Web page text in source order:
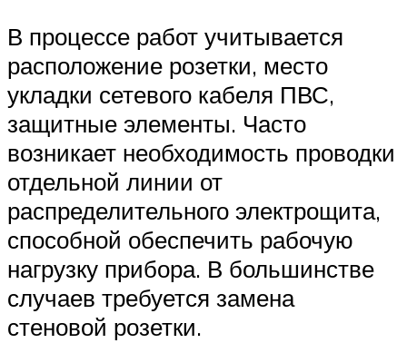
В процессе работ учитывается
расположение розетки, место
укладки сетевого кабеля ПВС,
защитные элементы. Часто
возникает необходимость проводки
отдельной линии от
распределительного электрощита,
способной обеспечить рабочую
нагрузку прибора. В большинстве
случаев требуется замена
стеновой розетки.